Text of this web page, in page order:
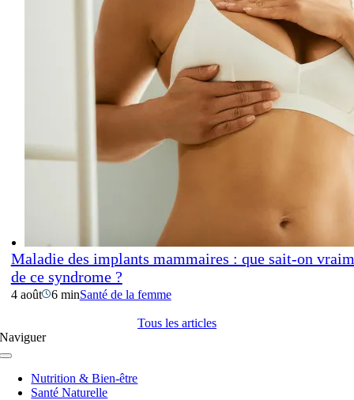
Maladie des implants mammaires : que sait-on
de ce syndrome ?
4 août 6 minSanté de la femme
Tous les articles
Naviguer
Navigation
basculeNutrition & Bien-être
Santé Naturelle